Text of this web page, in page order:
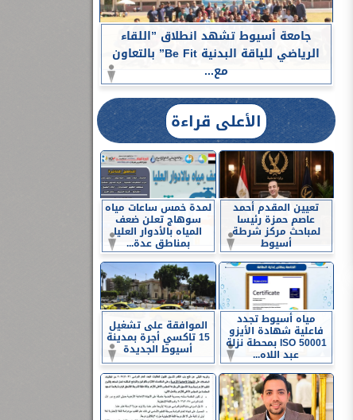
جامعة أسيوط تشهد انطلاق ”اللقاء
الرياضي للياقة البدنية Be Fit” بالتعاون
مع...
الأعلى قراءة
تعيين المقدم أحمد
عاصم حمزة رئيسا
لمباحث مركز شرطة
أسيوط
لمدة خمس ساعات مياه
سوهاج تعلن ضعف
المياه بالأدوار العليا
بمناطق عدة...
مياه أسيوط تجدد
فاعلية شهادة الأيزو
ISO 50001 بمحطة نزلة
عبد اللاه...
الموافقة على تشغيل
15 تاكسي أجرة بمدينة
أسيوط الجديدة